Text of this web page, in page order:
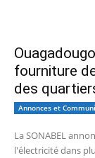
fourniture
des
Annonces et
La SONABEL
l'électricité dans